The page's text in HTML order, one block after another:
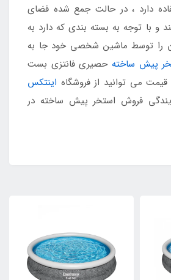
دارد ، در حالت جمع شده فضای
و با توجه به بسته بندی که دارد به
را توسط ماشین شخصی خود جا به
پیش ساخته حصیری فانتزی بست
قیمت می توانید از فروشگاه اینتکس
فروش استخر پیش ساخته در